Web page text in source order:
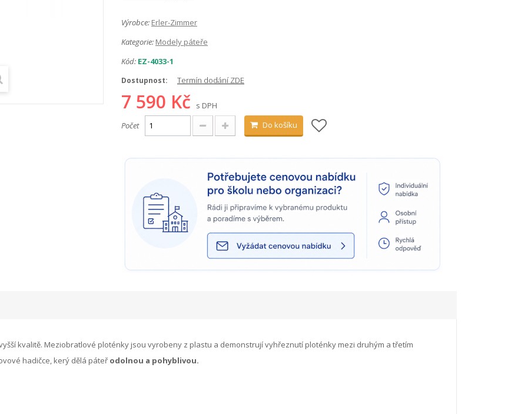
Výrobce: Erler-Zimmer
Kategorie: Modely páteře
Kód: EZ-4033-1
Dostupnost: Termín dodání ZDE
7 590 Kč
s DPH
Počet
Do košíku
kvalitě. Meziobratlové ploténky jsou vyrobeny z plastu a demonstrují vyhřeznutí ploténky mezi druhým a třetím
hadičce, kerý dělá páteř odolnou a pohyblivou.